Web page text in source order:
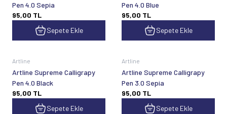
Pen 4.0 Sepia
95,00 TL
Sepete Ekle
Pen 4.0 Blue
95,00 TL
Sepete Ekle
Artline
Artline Supreme Calligrapy
Pen 4.0 Black
95,00 TL
Sepete Ekle
Artline
Artline Supreme Calligrapy
Pen 3.0 Sepia
95,00 TL
Sepete Ekle